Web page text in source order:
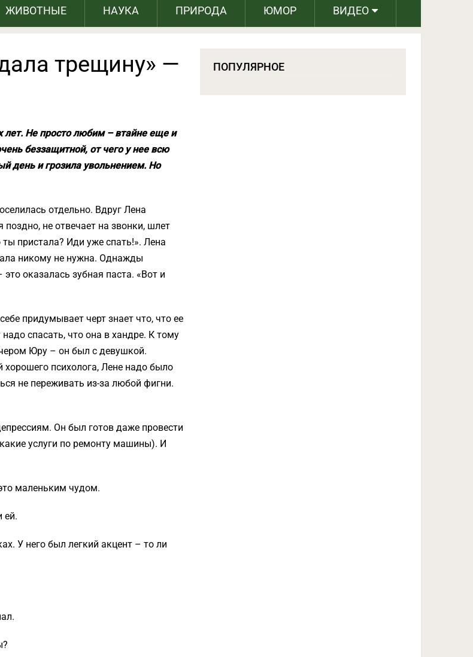
ЖИВОТНЫЕ НАУКА ПРИРОДА ЮМОР ВИДЕО
трещину» —
Не просто любим – втайне еще и
беззащитной, от чего у нее всю
день и грозила увольнением. Но
отдельно. Вдруг Лена
поздно, не отвечает на звонки, шлет
пристала? Иди уже спать!». Лена
никому не нужна. Однажды
оказалась зубная паста. «Вот и
придумывает черт знает что, что ее
спасать, что она в хандре. К тому
Юру – он был с девушкой.
психолога, Лене надо было
не переживать из-за любой фигни.
Он был готов даже провести
услуги по ремонту машины). И
маленьким чудом.
ей.
У него был легкий акцент – то ли
ПОПУЛЯРНОЕ